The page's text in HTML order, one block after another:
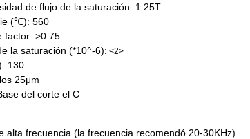
de flujo de la saturación: 1.25T
(℃): 560
factor: >0.75
la saturación (*10^-6): <2>
130
25μm
del corte el C
alta frecuencia (la frecuencia recomendó 20-30KHz)